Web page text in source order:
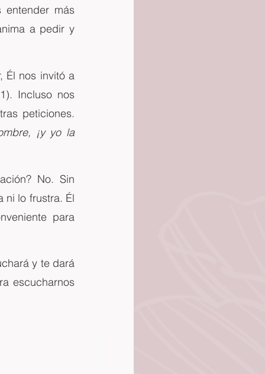
entender más
a pedir y
Él nos invitó a
Incluso nos
peticiones.
¡y yo la
No. Sin
ni lo frustra. Él
para
y te dará
escucharnos